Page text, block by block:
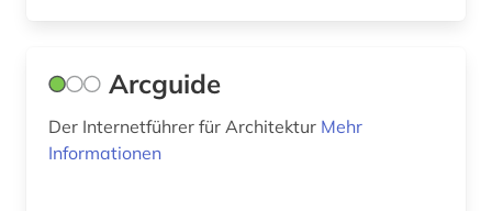
feuerwehrwesen (1)
Arcguide
Der Internetführer für Architektur Mehr
Informationen